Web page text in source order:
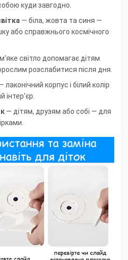
куди завгодно.
— біла, жовта та синя —
або справжнього космічного
світло допомагає дітям
розслабитися після дня.
лаконічний корпус і білий колір
інтер'єр.
— дітям, друзям або собі — для